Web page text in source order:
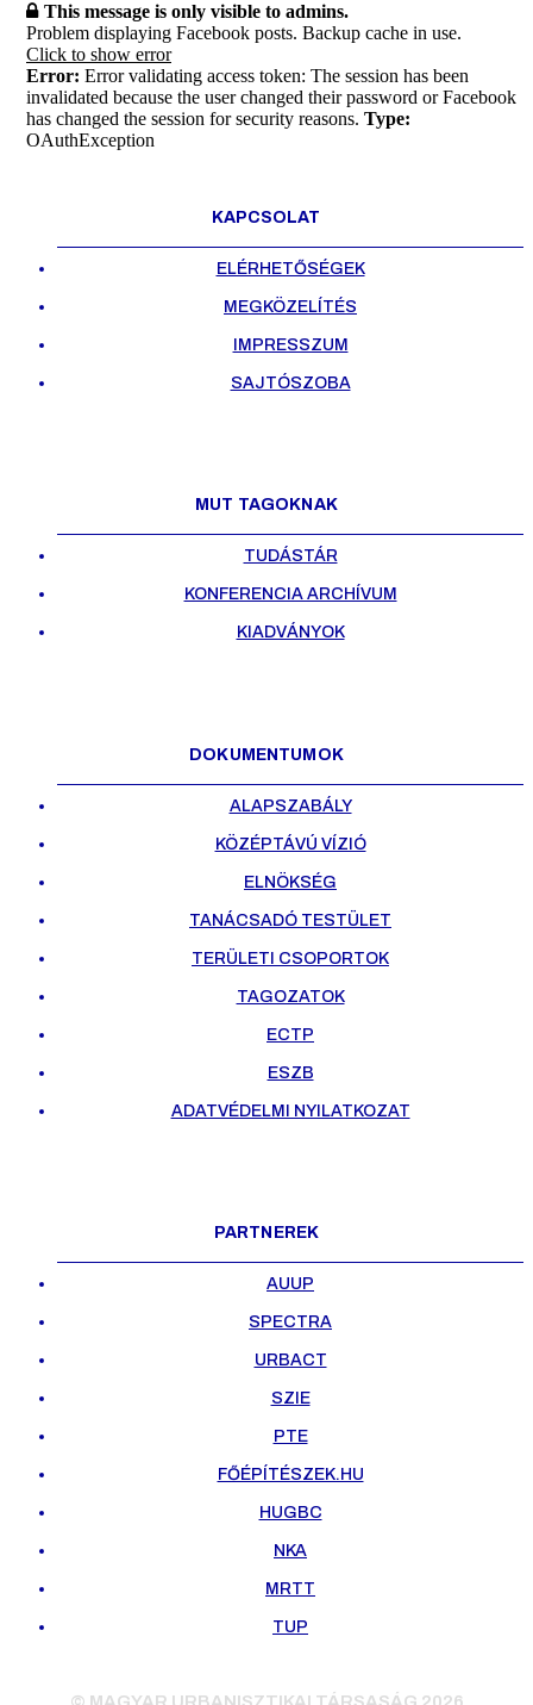
This message is only visible to admins.
Problem displaying Facebook posts. Backup cache in use.
Click to show error
Error: Error validating access token: The session has been
invalidated because the user changed their password or Facebook
has changed the session for security reasons. Type:
OAuthException
KAPCSOLAT
ELÉRHETŐSÉGEK
MEGKÖZELÍTÉS
IMPRESSZUM
SAJTÓSZOBA
MUT TAGOKNAK
TUDÁSTÁR
KONFERENCIA ARCHÍVUM
KIADVÁNYOK
DOKUMENTUMOK
ALAPSZABÁLY
KÖZÉPTÁVÚ VÍZIÓ
ELNÖKSÉG
TANÁCSADÓ TESTÜLET
TERÜLETI CSOPORTOK
TAGOZATOK
ECTP
ESZB
ADATVÉDELMI NYILATKOZAT
PARTNEREK
AUUP
SPECTRA
URBACT
SZIE
PTE
FŐÉPÍTÉSZEK.HU
HUGBC
NKA
MRTT
TUP